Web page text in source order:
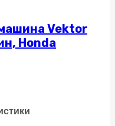
Vektor
Honda